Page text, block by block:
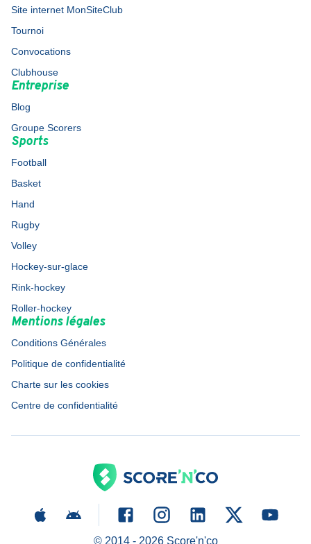
Site internet MonSiteClub
Tournoi
Convocations
Clubhouse
Entreprise
Blog
Groupe Scorers
Sports
Football
Basket
Hand
Rugby
Volley
Hockey-sur-glace
Rink-hockey
Roller-hockey
Mentions légales
Conditions Générales
Politique de confidentialité
Charte sur les cookies
Centre de confidentialité
© 2014 - 2026Score'n'co